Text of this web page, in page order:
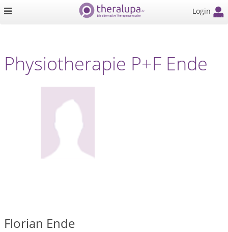
Login
Physiotherapie P+F Ende
Florian Ende